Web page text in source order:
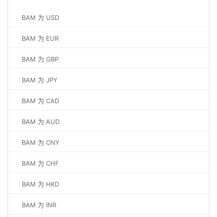
BAM 为 USD
BAM 为 EUR
BAM 为 GBP
BAM 为 JPY
BAM 为 CAD
BAM 为 AUD
BAM 为 CNY
BAM 为 CHF
BAM 为 HKD
BAM 为 INR